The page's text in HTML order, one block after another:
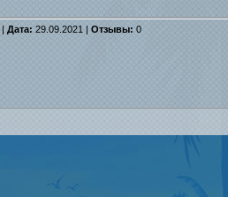
Дата: 29.09.2021 | Отзывы: 0